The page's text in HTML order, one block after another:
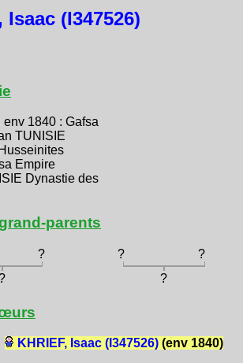
(I347526)
env 1840 : Gafsa
TUNISIE
Empire
Dynastie des
parents
? ?
?
?
KHRIEF, Isaac (I347526)(env 1840)